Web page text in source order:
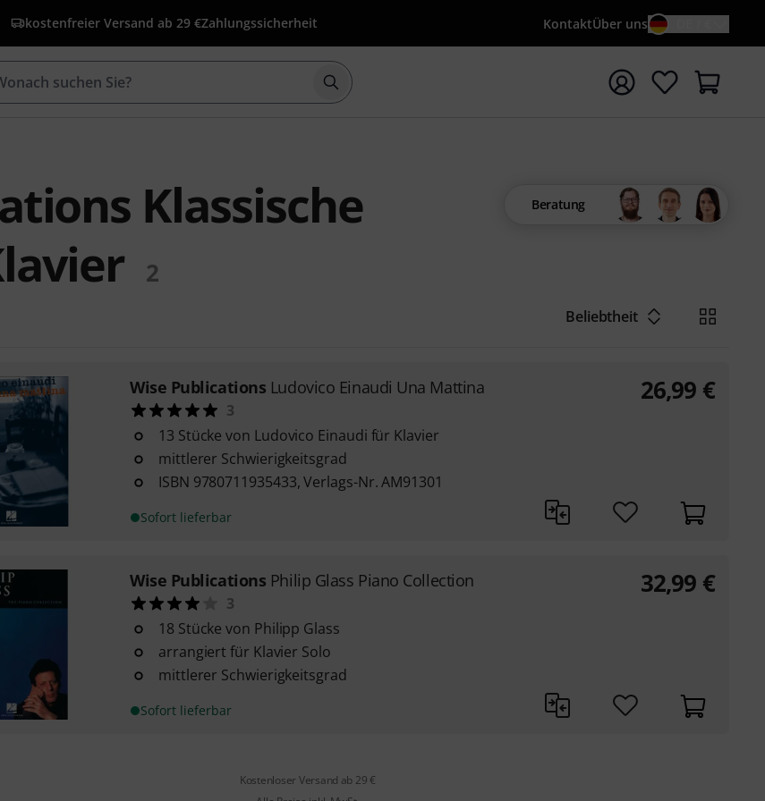
kostenfreier Versand ab 29 €Zahlungssicherheit KontaktÜber uns
Suche mit Suchwort {searchTerm} starten
Klassische
2
Beratung
Beliebtheit
Wise Publications Ludovico Einaudi Una Mattina
3
13 Stücke von Ludovico Einaudi für Klavier
mittlerer Schwierigkeitsgrad
ISBN 9780711935433, Verlags-Nr. AM91301
Sofort lieferbar
26,99 €
Wise Publications Philip Glass Piano Collection
3
18 Stücke von Philipp Glass
arrangiert für Klavier Solo
mittlerer Schwierigkeitsgrad
Sofort lieferbar
32,99 €
Kostenloser Versand ab 29 €